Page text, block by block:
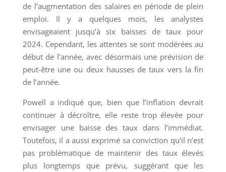
de l’augmentation des salaires en période de plein
emploi. Il y a quelques mois, les analystes
envisageaient jusqu’à six baisses de taux pour
2024. Cependant, les attentes se sont modérées au
début de l’année, avec désormais une prévision de
peut-être une ou deux hausses de taux vers la fin
de l’année.
Powell a indiqué que, bien que l’inflation devrait
continuer à décroître, elle reste trop élevée pour
envisager une baisse des taux dans l’immédiat.
Toutefois, il a aussi exprimé sa conviction qu’il n’est
pas problématique de maintenir des taux élevés
plus longtemps que prévu, suggérant que les